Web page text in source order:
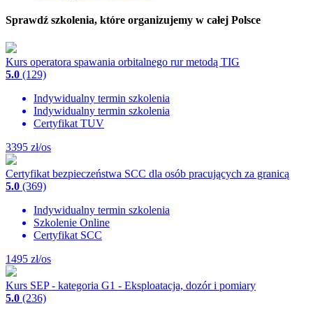
Sprawdź szkolenia, które organizujemy w całej Polsce
Kurs operatora spawania orbitalnego rur metodą TIG
5.0 (129)
Indywidualny termin szkolenia
Indywidualny termin szkolenia
Certyfikat TUV
3395 zł/os
Certyfikat bezpieczeństwa SCC dla osób pracujących za granicą
5.0 (369)
Indywidualny termin szkolenia
Szkolenie Online
Certyfikat SCC
1495 zł/os
Kurs SEP - kategoria G1 - Eksploatacja, dozór i pomiary
5.0 (236)